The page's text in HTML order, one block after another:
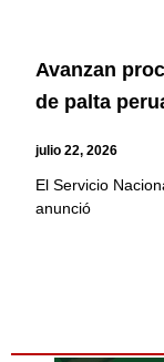
Avanzan
de palta
julio 22, 2026
El Servicio
anunció